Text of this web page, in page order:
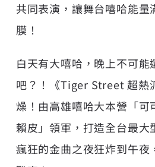
共同表演，讓舞台嘻哈能量
膜！
白天有大嘻哈，晚上不可能
吧？！《Tiger Street 超熱
燥！由高雄嘻哈大本營「可
賴皮」領軍，打造全台最大
瘋狂的金曲之夜狂炸到午夜